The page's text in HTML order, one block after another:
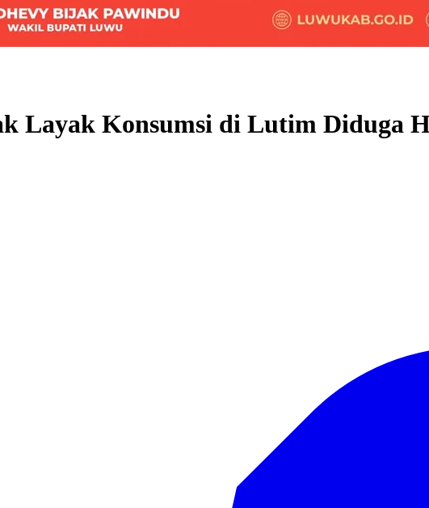
Layak Konsumsi di Lutim Diduga